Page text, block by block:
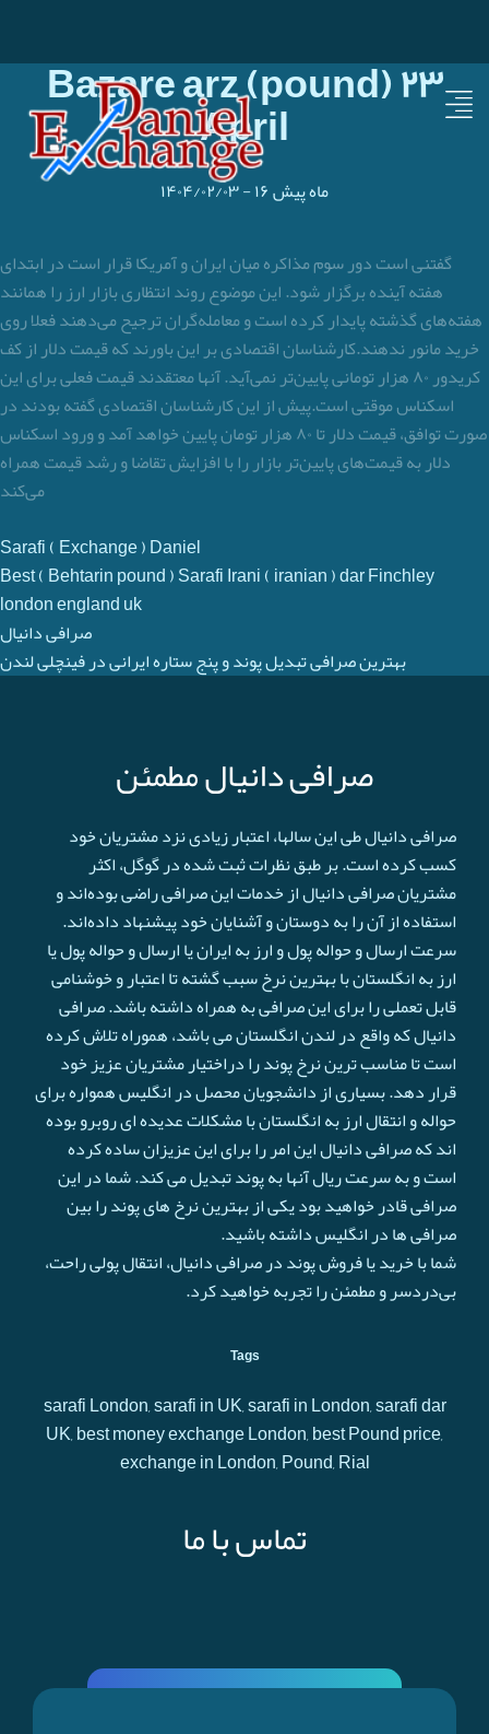
Bazare arz (pound) ۲۳
April
۱۴۰۴/۰۲/۰۳- ۱۶ ماه پیش
گفتنی است دور سوم مذاکره میان ایران و آمریکا قرار است در ابتدای
هفته آینده برگزار شود. این موضوع روند انتظاری بازار ارز را همانند
هفته‌های گذشته پایدار کرده است و معامله‌گران ترجیح می‌دهند فعلا روی
خرید مانور ندهند.کارشناسان اقتصادی بر این باورند که قیمت دلار از کف
کریدور ۸۰ هزار تومانی پایین‌تر نمی‌آید. آنها معتقدند قیمت فعلی برای این
اسکناس موقتی است.پیش از این کارشناسان اقتصادی گفته بودند در
صورت توافق، قیمت دلار تا ۸۰ هزار تومان پایین خواهد آمد و ورود اسکناس
دلار به قیمت‌های پایین‌تر بازار را با افزایش تقاضا و رشد قیمت همراه
می‌‌کند
Sarafi ( Exchange ) Daniel
Best ( Behtarin pound ) Sarafi Irani ( iranian ) dar Finchley
london england uk
صرافی دانیال
بهترین صرافی تبدیل پوند و پنج ستاره ایرانی در فینچلی لندن
صرافی دانیال مطمئن
صرافی دانیال طی این سالها، اعتبار زیادی نزد مشتریان خود
کسب کرده است. بر طبق نظرات ثبت شده در گوگل، اکثر
مشتریان صرافی دانیال از خدمات این صرافی راضی بوده‌اند و
استفاده از آن را به دوستان و آشنایان خود پیشنهاد داده‌اند.
سرعت ارسال و حواله پول و ارز به ایران یا ارسال و حواله پول یا
ارز به انگلستان با بهترین نرخ سبب گشته تا اعتبار و خوشنامی
قابل تعملی را برای این صرافی به همراه داشته باشد. صرافی
دانیال که واقع در لندن انگلستان می باشد، هموراه تلاش کرده
است تا مناسب ترین نرخ پوند را دراختیار مشتریان عزیز خود
قرار دهد. بسیاری از دانشجویان محصل در انگلیس همواره برای
حواله و انتقال ارز به انگلستان با مشکلات عدیده ای روبرو بوده
اند که صرافی دانیال این امر را برای این عزیزان ساده کرده
است و به سرعت ريال آنها به پوند تبدیل می کند. شما در این
صرافی قادر خواهید بود یکی از بهترین نرخ های پوند را بین
صرافی ها در انگلیس داشته باشید.
شما با خرید یا فروش پوند در صرافی دانیال، انتقال پولی راحت،
بی‌دردسر و مطمئن را تجربه خواهید کرد.
Tags
sarafi London, sarafi in UK, sarafi in London, sarafi dar
UK, best money exchange London, best Pound price,
exchange in London, Pound, Rial
تماس با ما